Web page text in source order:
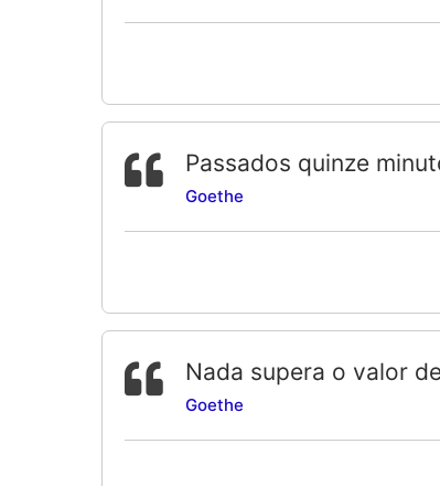
Passados quinze
Goethe
Nada supera o valor
Goethe